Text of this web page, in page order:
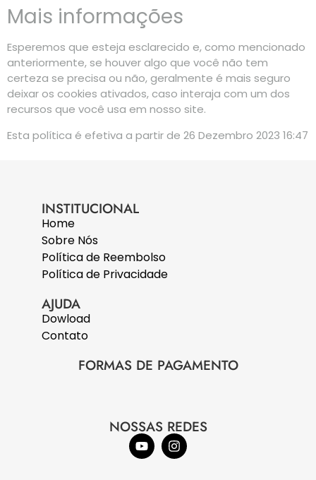
Mais informações
Esperemos que esteja esclarecido e, como mencionado
anteriormente, se houver algo que você não tem
certeza se precisa ou não, geralmente é mais seguro
deixar os cookies ativados, caso interaja com um dos
recursos que você usa em nosso site.
Esta política é efetiva a partir de 26 Dezembro 2023 16:47
INSTITUCIONAL
Home
Sobre Nós
Política de Reembolso
Política de Privacidade
AJUDA
Dowload
Contato
FORMAS DE PAGAMENTO
NOSSAS REDES